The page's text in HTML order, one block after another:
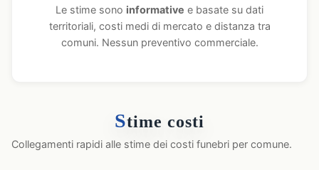
Le stime sono informative e basate su dati
territoriali, costi medi di mercato e distanza tra
comuni. Nessun preventivo commerciale.
Stime costi
Collegamenti rapidi alle stime dei costi funebri per comune.